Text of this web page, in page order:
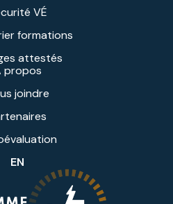
VÉ
formations
attestés
propos
joindre
EN